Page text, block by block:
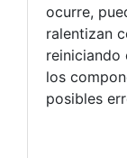
ocurre,
ralentizan
reiniciando
los
posibles